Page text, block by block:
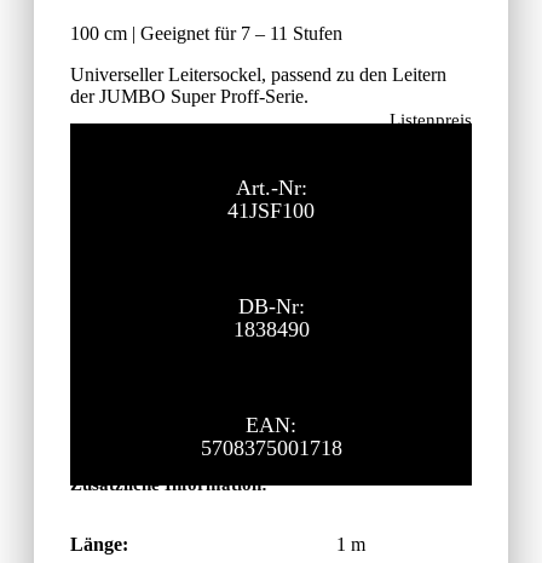
100 cm | Geeignet für 7 – 11 Stufen
Universeller Leitersockel, passend zu den Leitern
der JUMBO Super Proff-Serie.
Listenpreis
Art.-Nr:
41JSF100
DB-Nr:
1838490
EAN:
5708375001718
Zusätzliche Information:
Länge: 1 m